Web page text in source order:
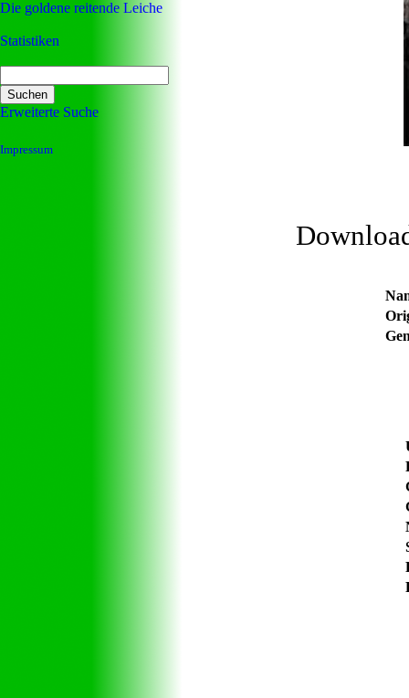
Die goldene reitende Leiche
Statistiken
Erweiterte Suche
Impressum